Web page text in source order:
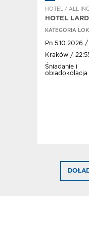
HOTEL / ALL
HOTEL
KATEGORIA
Pn 5.10.2026
Kraków /
Śniadanie i
obiadokolacja